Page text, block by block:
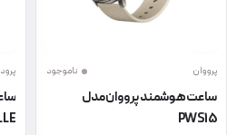
پرووان ناموجود
ساعت هوشمند پرووان مدل
PWS15